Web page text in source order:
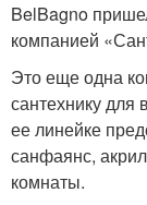
BelBagno
компанией
Это еще одна
сантехнику
ее линейке
санфаянс,
комнаты.